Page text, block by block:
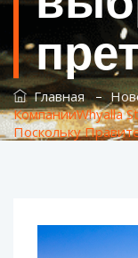
Главная–
КомпанииWhyalla
Поскольку